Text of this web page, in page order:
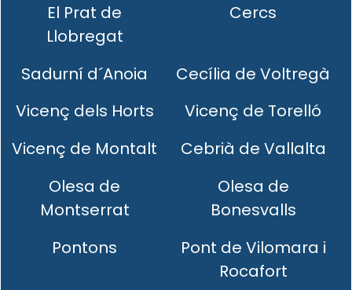
El Prat de
Llobregat
Cercs
Sadurní d´Anoia
Cecília de Voltregà
Vicenç dels Horts
Vicenç de Torelló
Vicenç de Montalt
Cebrià de Vallalta
Olesa de
Montserrat
Olesa de
Bonesvalls
Pontons
Pont de Vilomara i
Rocafort